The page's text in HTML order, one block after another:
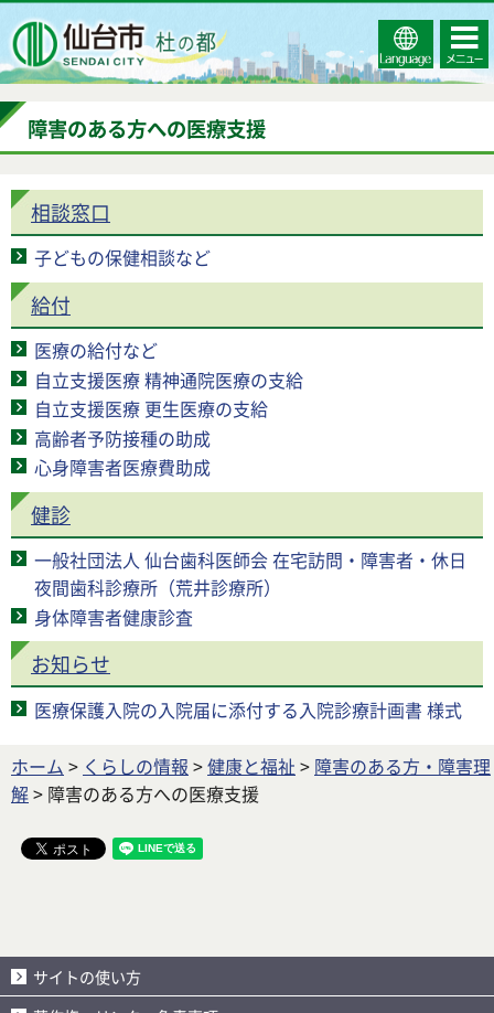
Select
Language
コンテ
ンツメ
ニュー
障害のある方への医療支援
相談窓口
子どもの保健相談など
給付
医療の給付など
自立支援医療 精神通院医療の支給
自立支援医療 更生医療の支給
高齢者予防接種の助成
心身障害者医療費助成
健診
一般社団法人 仙台歯科医師会 在宅訪問・障害者・休日
夜間歯科診療所（荒井診療所）
身体障害者健康診査
お知らせ
医療保護入院の入院届に添付する入院診療計画書 様式
ホーム > くらしの情報 >健康と福祉 > 障害のある方・障害理
解> 障害のある方への医療支援
サイトの使い方